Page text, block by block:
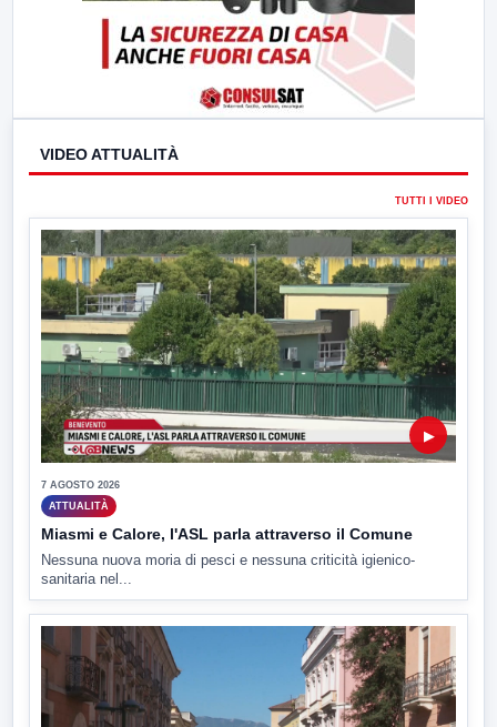
VIDEO ATTUALITÀ
TUTTI I VIDEO
▶
7 AGOSTO 2026
ATTUALITÀ
Miasmi e Calore, l'ASL parla attraverso il Comune
Nessuna nuova moria di pesci e nessuna criticità igienico-
sanitaria nel...